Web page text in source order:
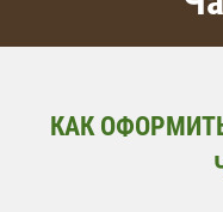
КАК